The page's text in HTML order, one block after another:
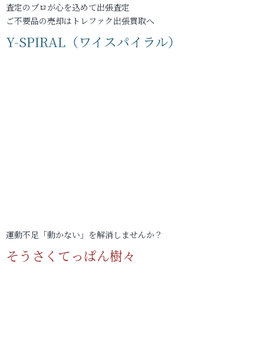
査定のプロが心を込めて出張査定
ご不要品の売却はトレファク出張買取へ
Y-SPIRAL（ワイスパイラル）
運動不足「動かない」を解消しませんか？
そうさくてっぱん樹々